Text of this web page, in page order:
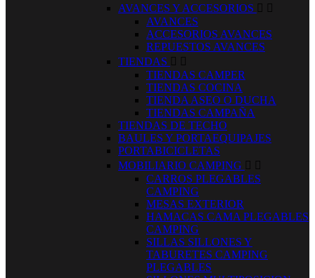
AVANCES Y ACCESORIOS  
AVANCES
ACCESORIOS AVANCES
REPUESTOS AVANCES
TIENDAS  
TIENDAS CAMPER
TIENDAS COCINA
TIENDA ASEO O DUCHA
TIENDAS CAMPAÑA
TIENDAS DE TECHO
BAULES Y PORTAEQUIPAJES
PORTABICICLETAS
MOBILIARIO CAMPING  
CARROS PLEGABLES
CAMPING
MESAS EXTERIOR
HAMACAS CAMA PLEGABLES
CAMPING
SILLAS SILLONES Y
TABURETES CAMPING
PLEGABLES